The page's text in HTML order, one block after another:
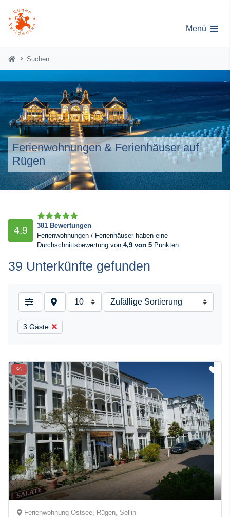
Menü
Suchen
Ferienwohnungen & Ferienhäuser auf
Rügen
4,9
381 Bewertungen
Ferienwohnungen / Ferienhäuser haben eine
Durchschnittsbewertung von 4,9 von 5 Punkten.
39 Unterkünfte gefunden
3 Gäste
%
Ferienwohnung Ostsee, Rügen, Sellin